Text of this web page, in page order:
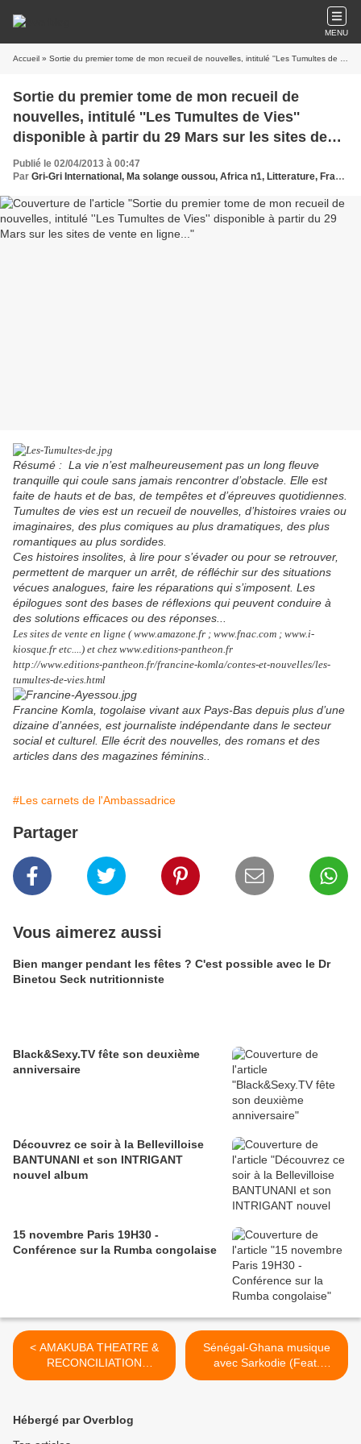
MENU
Accueil » Sortie du premier tome de mon recueil de nouvelles, intitulé ''Les Tumultes de Vies'' disponible à partir du 29 Mars sur les sites de vente en ligne...
Sortie du premier tome de mon recueil de
nouvelles, intitulé ''Les Tumultes de Vies''
disponible à partir du 29 Mars sur les sites de
vente en ligne...
Publié le 02/04/2013 à 00:47
Par Gri-Gri International, Ma solange oussou, Africa n1, Litterature, Francine ayessou-Komla
Résumé : La vie n’est malheureusement pas un long fleuve
tranquille qui coule sans jamais rencontrer d’obstacle. Elle est
faite de hauts et de bas, de tempêtes et d’épreuves quotidiennes.
Tumultes de vies est un recueil de nouvelles, d’histoires vraies ou
imaginaires, des plus comiques au plus dramatiques, des plus
romantiques au plus sordides.
Ces histoires insolites, à lire pour s’évader ou pour se retrouver,
permettent de marquer un arrêt, de réfléchir sur des situations
vécues analogues, faire les réparations qui s’imposent. Les
épilogues sont des bases de réflexions qui peuvent conduire à
des solutions efficaces ou des réponses...
Les sites de vente en ligne ( www.amazone.fr ; www.fnac.com ; www.i-
kiosque.fr etc....) et chez www.editions-pantheon.fr
http://www.editions-pantheon.fr/francine-komla/contes-et-nouvelles/les-
tumultes-de-vies.html
Francine Komla, togolaise vivant aux Pays-Bas depuis plus d’une
dizaine d’années, est journaliste indépendante dans le secteur
social et culturel. Elle écrit des nouvelles, des romans et des
articles dans des magazines féminins..
#Les carnets de l'Ambassadrice
Partager
Vous aimerez aussi
Bien manger pendant les fêtes ? C'est possible avec le Dr
Binetou Seck nutritionniste
Black&Sexy.TV fête son deuxième
anniversaire
Découvrez ce soir à la Bellevilloise
BANTUNANI et son INTRIGANT
nouvel album
15 novembre Paris 19H30 -
Conférence sur la Rumba congolaise
< AMAKUBA THEATRE &
RECONCILIATION
BURUNDI/BELGIQUE Mise
2013, 19 H, Galerie BENJ.
Sénégal-Ghana musique
avec Sarkodie (Feat.
Viviane Chidid) : Hallelujah
Hébergé par Overblog